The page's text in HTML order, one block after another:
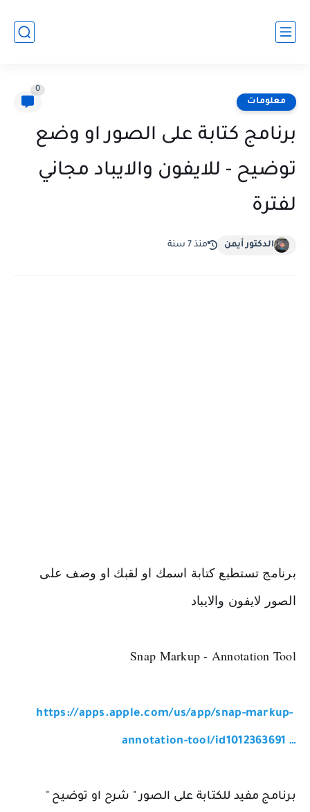
معلومات
0
برنامج كتابة على الصور او وضع
توضيح - للايفون والايباد مجاني
لفترة
الدكتور أيمن منذ 7 سنة
Snap Markup - Annotation Tool
https://apps.apple.com/us/app/snap-markup-
annotation-tool/id1012363691 …